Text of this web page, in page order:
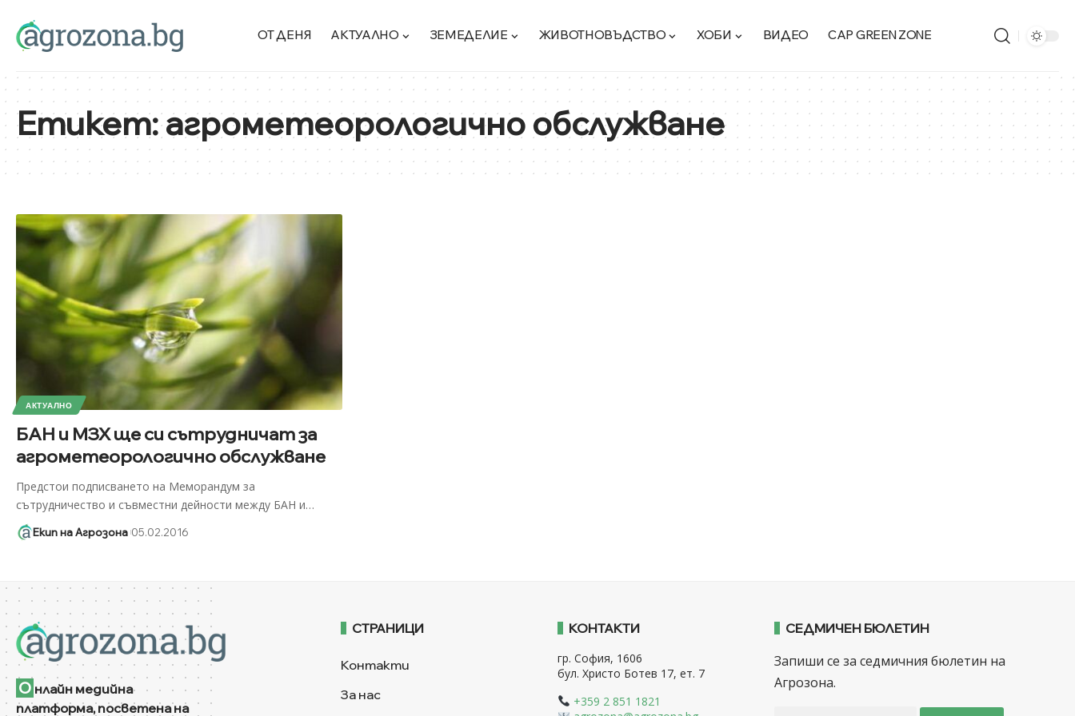
ОТ ДЕНЯ АКТУАЛНО ЗЕМЕДЕЛИЕ ЖИВОТНОВЪДСТВО ХОБИ ВИДЕО CAP GREEN ZONE
Етикет:агрометеорологично обслужване
АКТУАЛНО
БАН и МЗХ ще си сътрудничат за
агрометеорологично обслужване
Предстои подписването на Меморандум за
сътрудничество и съвместни дейности между БАН и…
Екип на Агрозона 05.02.2016
О нлайн медийна
платформа, посветена на
СТРАНИЦИ
Контакти
За нас
КОНТАКТИ
гр. София, 1606
бул. Христо Ботев 17, ет. 7
+359 2 851 1821
СЕДМИЧЕН БЮЛЕТИН
Запиши се за седмичния бюлетин на
Агрозона.